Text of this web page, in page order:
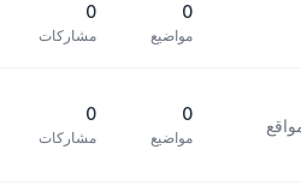
0
مواضيع
0
مشاركات
0
مواضيع
0
مشاركات